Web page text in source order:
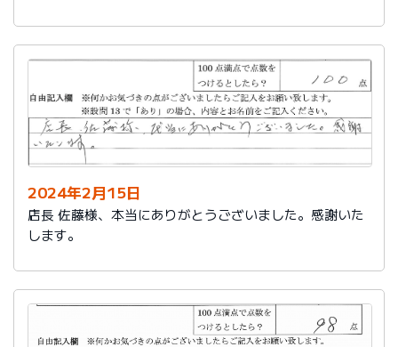
2024年2月15日
店長 佐藤様、本当にありがとうございました。感謝いた
します。